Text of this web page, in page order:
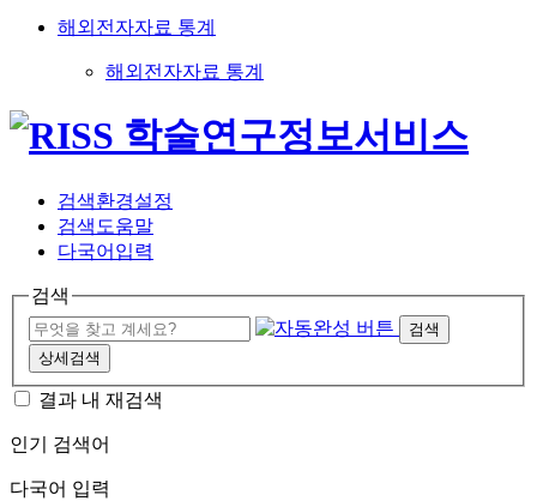
해외전자자료 통계
해외전자자료 통계
검색환경설정
검색도움말
다국어입력
검색
검색
상세검색
결과 내 재검색
인기 검색어
다국어 입력